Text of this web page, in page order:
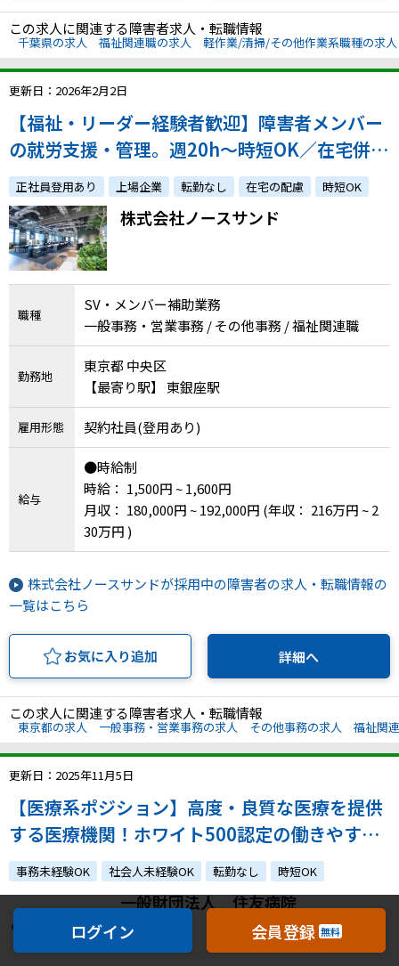
この求人に関連する障害者求人・転職情報
千葉県の求人 福祉関連職の求人 軽作業/清掃/その他作業系職種の求人
更新日：2026年2月2日
【福祉・リーダー経験者歓迎】障害者メンバー
の就労支援・管理。週20h〜時短OK／在宅併用
可。あなたのホスピタリティが活きる仕事
正社員登用あり 上場企業 転勤なし 在宅の配慮 時短OK
株式会社ノースサンド
職種
SV・メンバー補助業務
一般事務・営業事務 / その他事務 / 福祉関連職
勤務地
東京都 中央区
【最寄り駅】 東銀座駅
雇用形態 契約社員(登用あり)
給与
●時給制
時給： 1,500円 ~ 1,600円
月収： 180,000円 ~ 192,000円 (年収： 216万円 ~ 2
30万円 )
株式会社ノースサンドが採用中の障害者の求人・転職情報の
一覧はこちら
お気に入り追加 詳細へ
この求人に関連する障害者求人・転職情報
東京都の求人 一般事務・営業事務の求人 その他事務の求人 福祉関
更新日：2025年11月5日
【医療系ポジション】高度・良質な医療を提供
する医療機関！ホワイト500認定の働きやすい
環境で経験を活かしませんか？
事務未経験OK 社会人未経験OK 転勤なし 時短OK
一般財団法人 住友病院
ログイン
会員登録 無料